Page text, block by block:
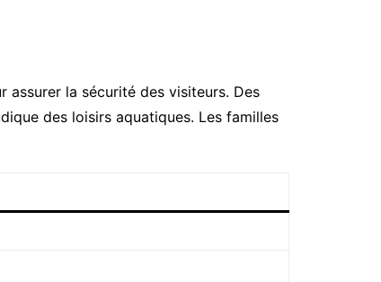
assurer la sécurité des visiteurs. Des
des loisirs aquatiques. Les familles